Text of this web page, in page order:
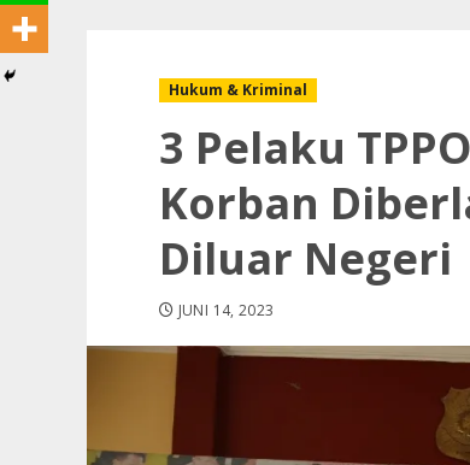
Hukum & Kriminal
3 Pelaku
Korban
Diluar Negeri
JUNI 14, 2023